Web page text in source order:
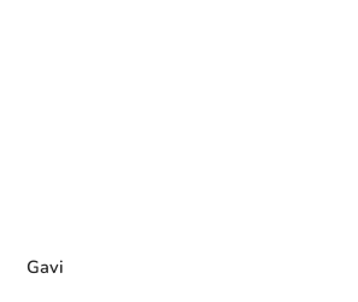
Gavi